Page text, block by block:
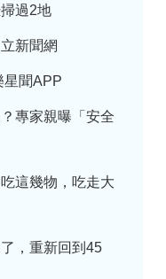
過2地
新聞網
星聞APP
專家親曝「安全
這幾物，吃走大
，重新回到45